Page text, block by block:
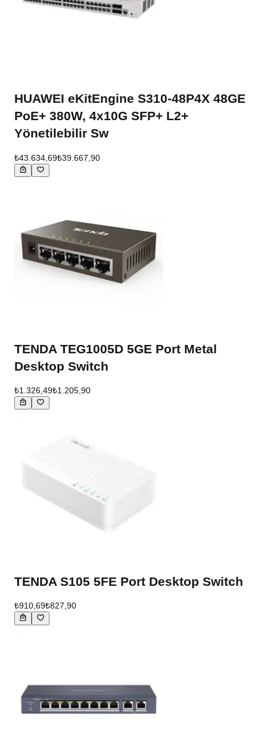
HUAWEI eKitEngine S310-48P4X 48GE
PoE+ 380W, 4x10G SFP+ L2+
Yönetilebilir Sw
₺43.634,69₺39.667,90
TENDA TEG1005D 5GE Port Metal
Desktop Switch
₺1.326,49₺1.205,90
TENDA S105 5FE Port Desktop Switch
₺910,69₺827,90